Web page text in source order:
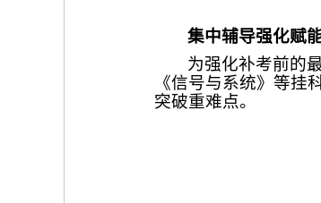
集中辅导强化赋
为强化补考前的
《信号与系统》等挂
突破重难点。